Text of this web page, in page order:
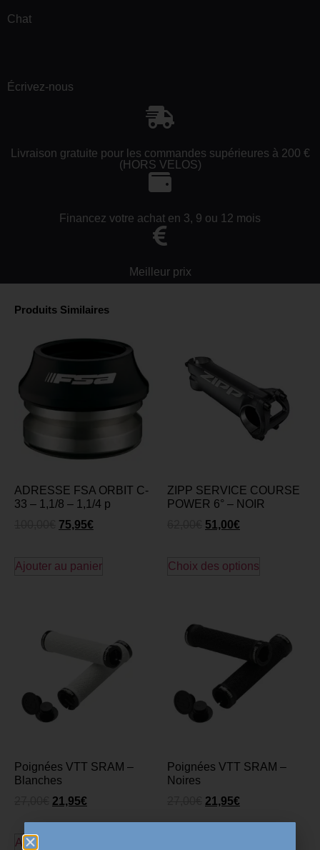
Chat
Écrivez-nous
Livraison gratuite pour les commandes supérieures à 200 €
(HORS VELOS)
Financez votre achat en 3, 9 ou 12 mois
Meilleur prix
Produits Similaires
ADRESSE FSA ORBIT C-
33 – 1,1/8 – 1,1/4 p
75,95€
Ajouter au panier
ZIPP SERVICE COURSE
POWER 6° – NOIR
51,00€
Choix des options
Poignées VTT SRAM –
Blanches
21,95€
Ajouter au panier
Poignées VTT SRAM –
Noires
21,95€